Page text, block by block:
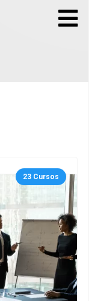
23 Cursos